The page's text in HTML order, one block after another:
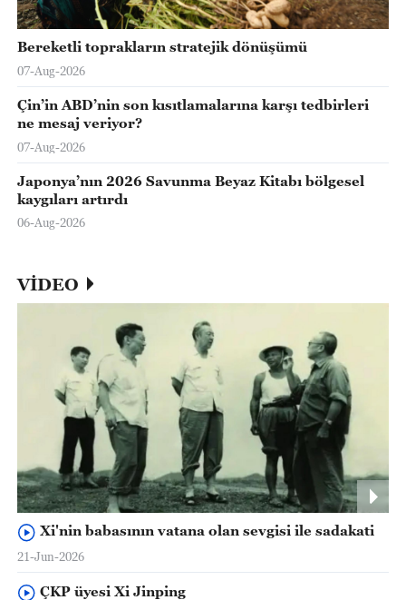
Bereketli toprakların stratejik dönüşümü
07-Aug-2026
Çin’in ABD’nin son kısıtlamalarına karşı tedbirleri
ne mesaj veriyor?
07-Aug-2026
Japonya’nın 2026 Savunma Beyaz Kitabı bölgesel
kaygıları artırdı
06-Aug-2026
VİDEO
Xi'nin babasının vatana olan sevgisi ile sadakati
21-Jun-2026
ÇKP üyesi Xi Jinping